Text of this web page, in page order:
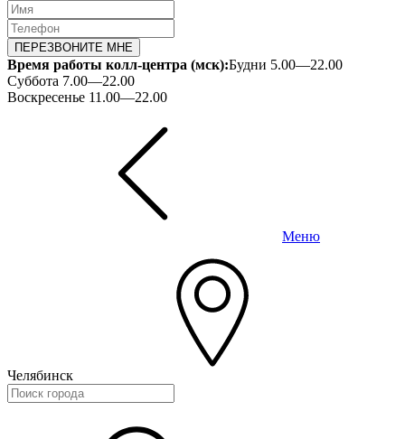
ПЕРЕЗВОНИТЕ МНЕ
Время работы колл-центра (мск):Будни 5.00—22.00
Суббота 7.00—22.00
Воскресенье 11.00—22.00
Меню
Челябинск